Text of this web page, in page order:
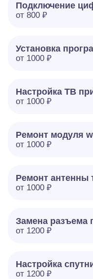
Подключение
от 800 ₽
Установка
от 1000 ₽
Настройка ТВ
от 1000 ₽
Ремонт модуля
от 1000 ₽
Ремонт антенны
от 1000 ₽
Замена разъема
от 1200 ₽
Настройка
от 1200 ₽